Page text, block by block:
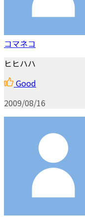
コマネコ
ヒヒハハ
Good
2009/08/16